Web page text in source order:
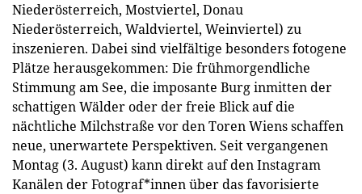
Niederösterreich, Mostviertel, Donau
Niederösterreich, Waldviertel, Weinviertel) zu
inszenieren. Dabei sind vielfältige besonders fotogene
Plätze herausgekommen: Die frühmorgendliche
Stimmung am See, die imposante Burg inmitten der
schattigen Wälder oder der freie Blick auf die
nächtliche Milchstraße vor den Toren Wiens schaffen
neue, unerwartete Perspektiven. Seit vergangenen
Montag (3. August) kann direkt auf den Instagram
Kanälen der Fotograf*innen über das favorisierte